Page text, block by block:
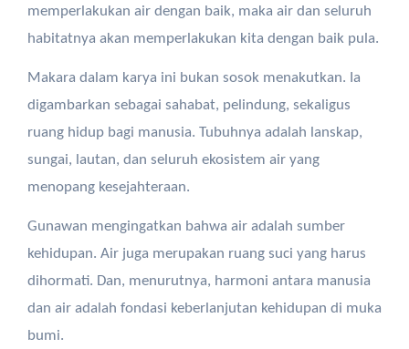
memperlakukan air dengan baik, maka air dan seluruh
habitatnya akan memperlakukan kita dengan baik pula.
Makara dalam karya ini bukan sosok menakutkan. Ia
digambarkan sebagai sahabat, pelindung, sekaligus
ruang hidup bagi manusia. Tubuhnya adalah lanskap,
sungai, lautan, dan seluruh ekosistem air yang
menopang kesejahteraan.
Gunawan mengingatkan bahwa air adalah sumber
kehidupan. Air juga merupakan ruang suci yang harus
dihormati. Dan, menurutnya, harmoni antara manusia
dan air adalah fondasi keberlanjutan kehidupan di muka
bumi.